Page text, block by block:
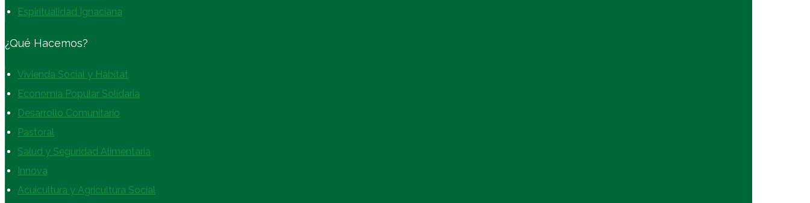
Espiritualidad Ignaciana
¿Qué Hacemos?
Vivienda Social y Hábitat
Economía Popular Solidaria
Desarrollo Comunitario
Pastoral
Salud y Seguridad Alimentaria
Innova
Acuicultura y Agricultura Social